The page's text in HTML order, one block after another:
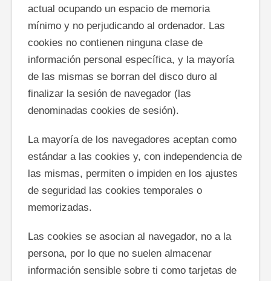
actual ocupando un espacio de memoria
mínimo y no perjudicando al ordenador. Las
cookies no contienen ninguna clase de
información personal específica, y la mayoría
de las mismas se borran del disco duro al
finalizar la sesión de navegador (las
denominadas cookies de sesión).
La mayoría de los navegadores aceptan como
estándar a las cookies y, con independencia de
las mismas, permiten o impiden en los ajustes
de seguridad las cookies temporales o
memorizadas.
Las cookies se asocian al navegador, no a la
persona, por lo que no suelen almacenar
información sensible sobre ti como tarjetas de